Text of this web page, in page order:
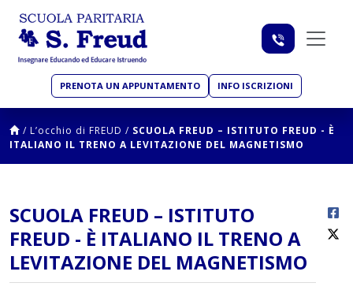
PRENOTA UN APPUNTAMENTO INFO ISCRIZIONI
/ L’occhio di FREUD / SCUOLA FREUD – ISTITUTO FREUD - È
ITALIANO IL TRENO A LEVITAZIONE DEL MAGNETISMO
SCUOLA FREUD – ISTITUTO
FREUD - È ITALIANO IL TRENO A
LEVITAZIONE DEL MAGNETISMO